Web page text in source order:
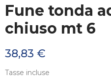
Fune tonda
chiuso mt 6
38,83 €
Tasse incluse